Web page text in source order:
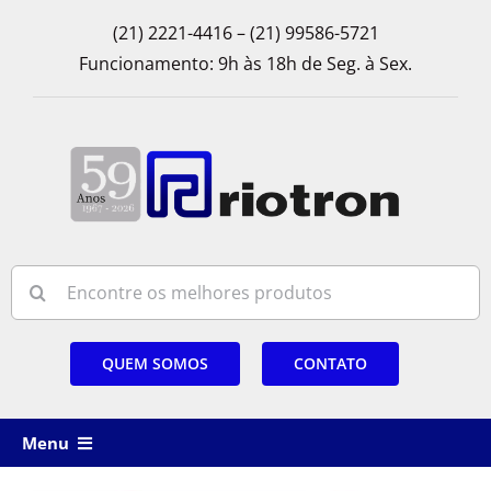
(21) 2221-4416 – (21) 99586-5721
Funcionamento: 9h às 18h de Seg. à Sex.
for:
QUEM SOMOS CONTATO
Menu